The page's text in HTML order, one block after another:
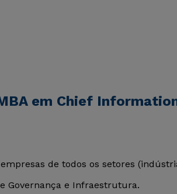
em Chief
de todos os setores
Governança e Infraestrutura.